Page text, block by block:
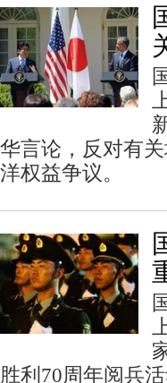
华言论，反对有
洋权益争议。
胜利70周年阅兵